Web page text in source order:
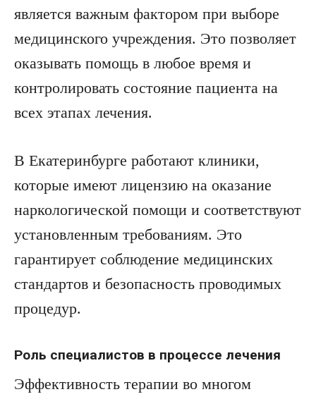
является важным фактором при выборе
медицинского учреждения. Это позволяет
оказывать помощь в любое время и
контролировать состояние пациента на
всех этапах лечения.
В Екатеринбурге работают клиники,
которые имеют лицензию на оказание
наркологической помощи и соответствуют
установленным требованиям. Это
гарантирует соблюдение медицинских
стандартов и безопасность проводимых
процедур.
Роль специалистов в процессе лечения
Эффективность терапии во многом